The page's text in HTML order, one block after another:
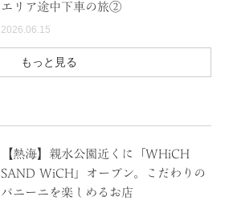
エリア途中下車の旅②
2026.06.15
もっと見る
【熱海】親水公園近くに「WHiCH
SAND WiCH」オープン。こだわりの
パニーニを楽しめるお店